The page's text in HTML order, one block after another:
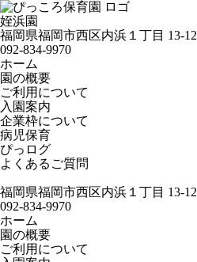
姪浜園
福岡県福岡市西区内浜１丁目 13-12
092-834-9970
ホーム
園の概要
ご利用について
入園案内
企業枠について
病児保育
ぴっログ
よくあるご質問
福岡県福岡市西区内浜１丁目 13-12
092-834-9970
ホーム
園の概要
ご利用について